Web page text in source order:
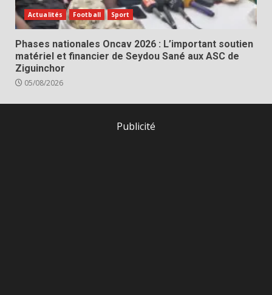
Actualités Football Sport
Phases nationales Oncav 2026 : L’important soutien
matériel et financier de Seydou Sané aux ASC de
Ziguinchor
05/08/2026
Publicité